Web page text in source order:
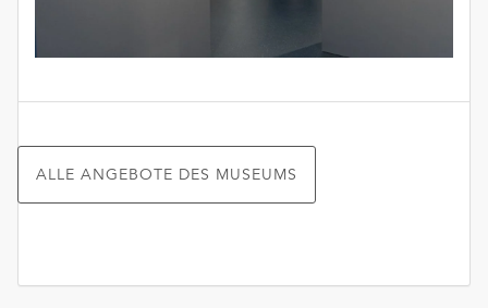
ALLE ANGEBOTE DES MUSEUMS